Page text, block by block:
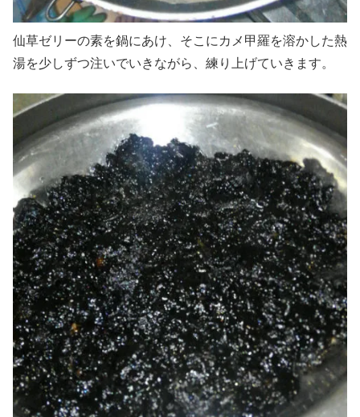
仙草ゼリーの素を鍋にあけ、そこにカメ甲羅を溶かした熱
湯を少しずつ注いでいきながら、練り上げていきます。